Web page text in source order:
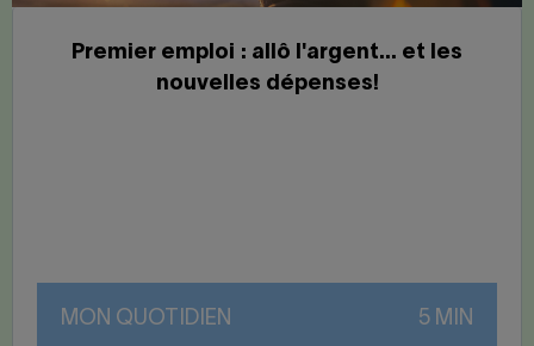
Premier emploi : allô l'argent… et les
nouvelles dépenses!
MON QUOTIDIEN